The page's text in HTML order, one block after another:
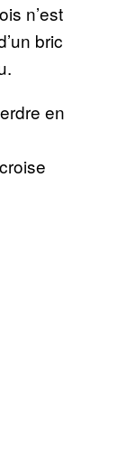
n’est
bric
en